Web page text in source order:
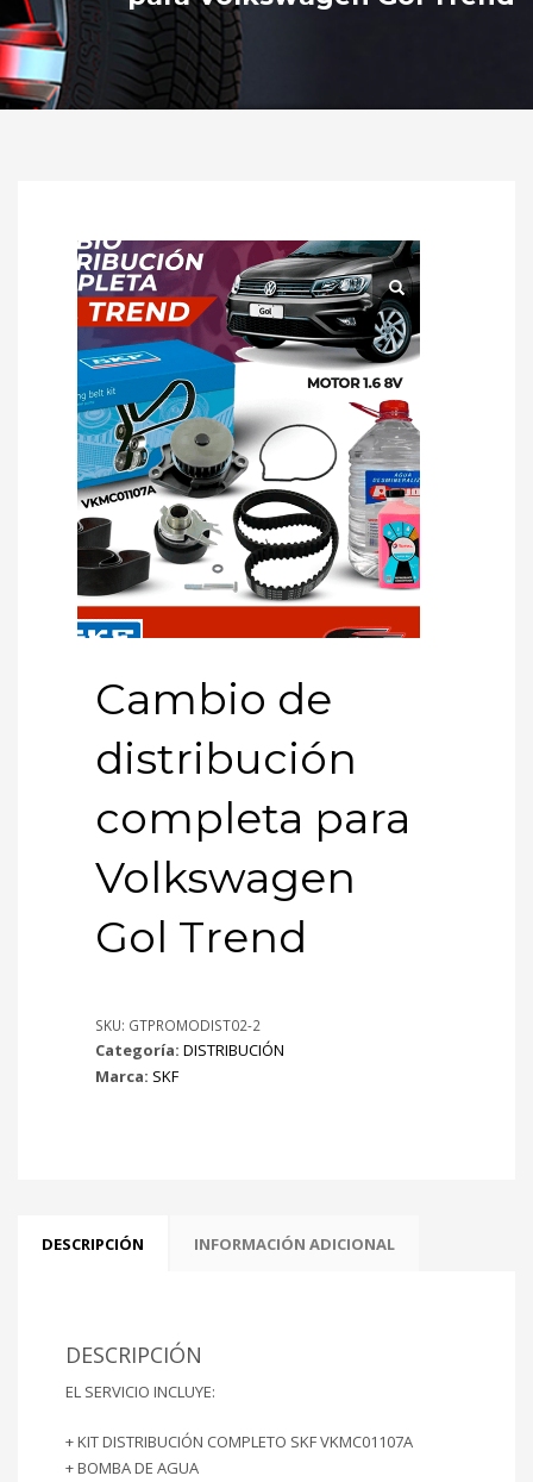
Cambio de
distribución
completa para
Volkswagen
Gol Trend
SKU: GTPROMODIST02-2
Categoría: DISTRIBUCIÓN
Marca: SKF
DESCRIPCIÓN INFORMACIÓN ADICIONAL
DESCRIPCIÓN
EL SERVICIO INCLUYE:
+ KIT DISTRIBUCIÓN COMPLETO SKF VKMC01107A
+ BOMBA DE AGUA